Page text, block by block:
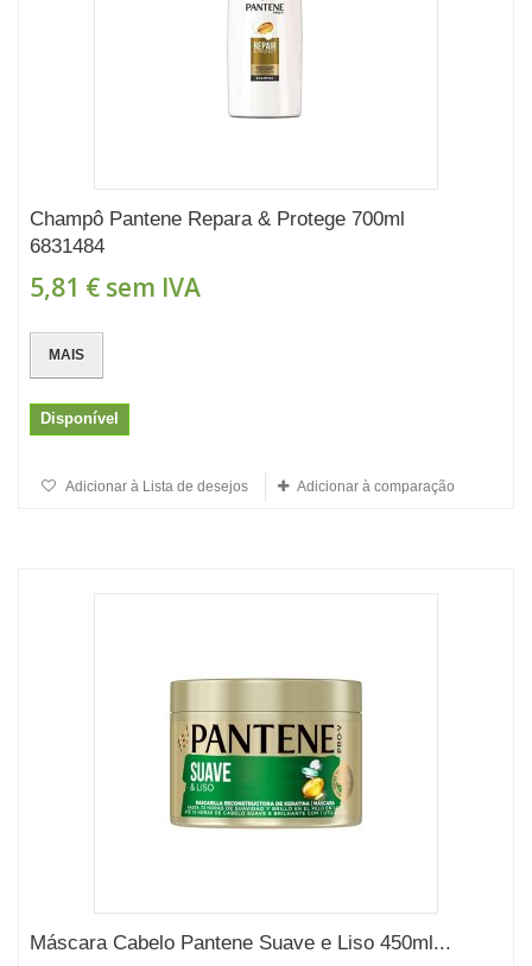
Champô Pantene Repara & Protege 700ml
6831484
5,81 € sem IVA
MAIS
Disponível
Adicionar à Lista de desejos Adicionar à comparação
Máscara Cabelo Pantene Suave e Liso 450ml...